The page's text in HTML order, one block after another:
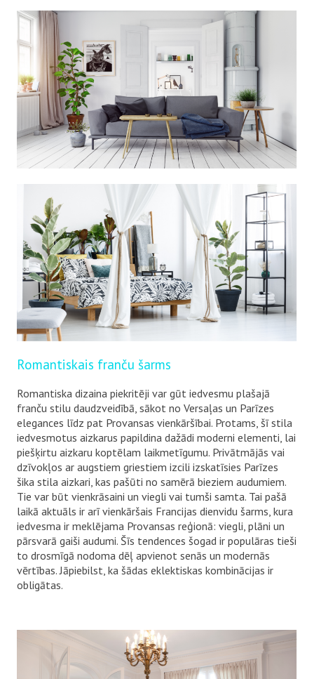
Romantiskais franču šarms
Romantiska dizaina piekritēji var gūt iedvesmu plašajā
franču stilu daudzveidībā, sākot no Versaļas un Parīzes
elegances līdz pat Provansas vienkāršībai. Protams, šī stila
iedvesmotus aizkarus papildina dažādi moderni elementi, lai
piešķirtu aizkaru koptēlam laikmetīgumu. Privātmājās vai
dzīvokļos ar augstiem griestiem izcili izskatīsies Parīzes
šika stila aizkari, kas pašūti no samērā bieziem audumiem.
Tie var būt vienkrāsaini un viegli vai tumši samta. Tai pašā
laikā aktuāls ir arī vienkāršais Francijas dienvidu šarms, kura
iedvesma ir meklējama Provansas reģionā: viegli, plāni un
pārsvarā gaiši audumi. Šīs tendences šogad ir populāras tieši
to drosmīgā nodoma dēļ apvienot senās un modernās
vērtības. Jāpiebilst, ka šādas eklektiskas kombinācijas ir
obligātas.